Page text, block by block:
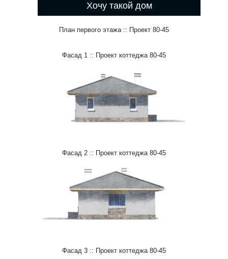
Хочу такой дом
План первого этажа :: Проект 80-45
Фасад 1 :: Проект коттеджа 80-45
Фасад 2 :: Проект коттеджа 80-45
Фасад 3 :: Проект коттеджа 80-45